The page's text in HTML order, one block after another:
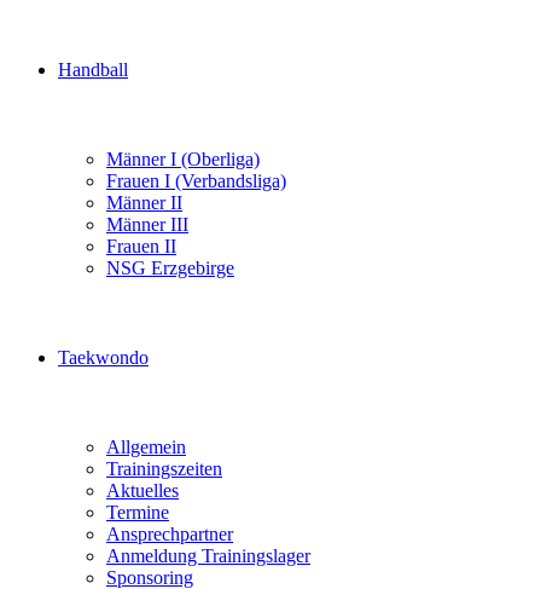
Handball
Männer I (Oberliga)
Frauen I (Verbandsliga)
Männer II
Männer III
Frauen II
NSG Erzgebirge
Taekwondo
Allgemein
Trainingszeiten
Aktuelles
Termine
Ansprechpartner
Anmeldung Trainingslager
Sponsoring